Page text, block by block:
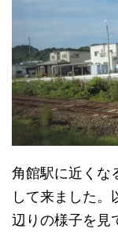
角館駅に近くな
して来ました
辺りの様子を見